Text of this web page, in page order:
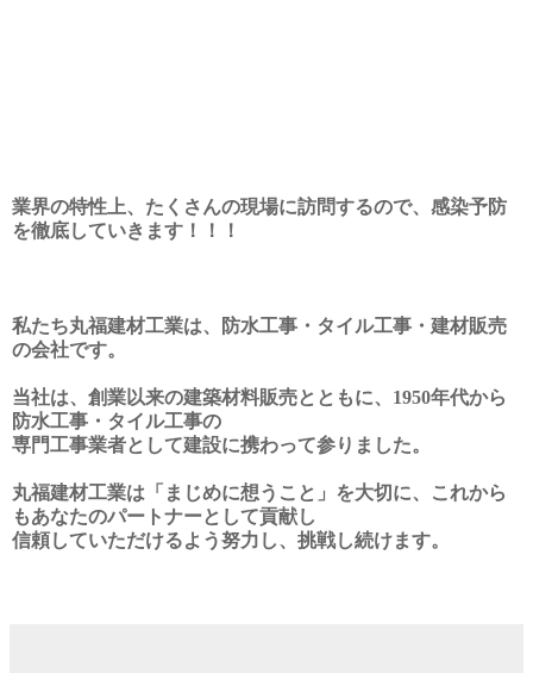
業界の特性上、たくさんの現場に訪問するので、感染予防
を徹底していきます！！！
私たち丸福建材工業は、防水工事・タイル工事・建材販売
の会社です。
当社は、創業以来の建築材料販売とともに、 1950年代から
防水工事・タイル工事の
専門工事業者として建設に携わって参りました。
丸福建材工業は「まじめに想うこと」を大切に、これから
もあなたのパートナーとして貢献し
信頼していただけるよう努力し、挑戦し続けます。